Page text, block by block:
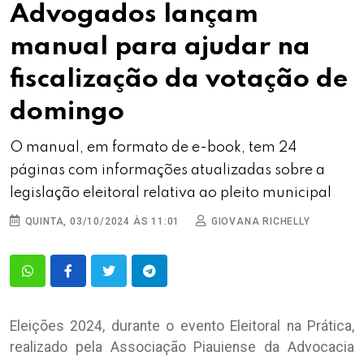
Advogados lançam
manual para ajudar na
fiscalização da votação de
domingo
O manual, em formato de e-book, tem 24
páginas com informações atualizadas sobre a
legislação eleitoral relativa ao pleito municipal
QUINTA, 03/10/2024 ÀS 11:01 GIOVANA RICHELLY
Eleições 2024, durante o evento Eleitoral na Prática,
realizado pela Associação Piauiense da Advocacia